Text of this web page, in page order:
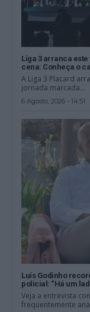
Liga 3 arranca
cena: Conheça o
A Liga 3 Placard
jornada marcada...
6 Agosto, 2026 - 14:51
Luís Godinho
policial: “Há um
Veja a entrevista completa A
frequentemente